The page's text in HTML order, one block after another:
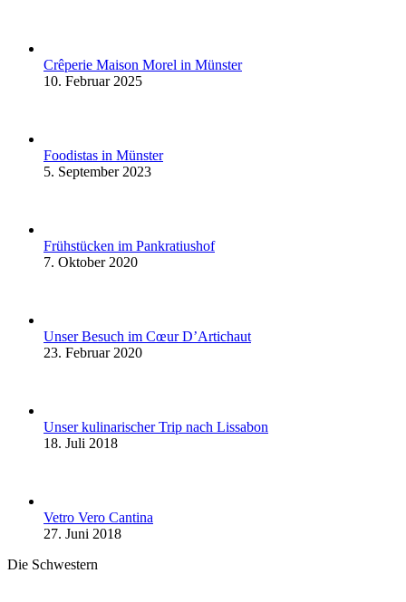
Crêperie Maison Morel in Münster
10. Februar 2025
Foodistas in Münster
5. September 2023
Frühstücken im Pankratiushof
7. Oktober 2020
Unser Besuch im Cœur D’Artichaut
23. Februar 2020
Unser kulinarischer Trip nach Lissabon
18. Juli 2018
Vetro Vero Cantina
27. Juni 2018
Die Schwestern